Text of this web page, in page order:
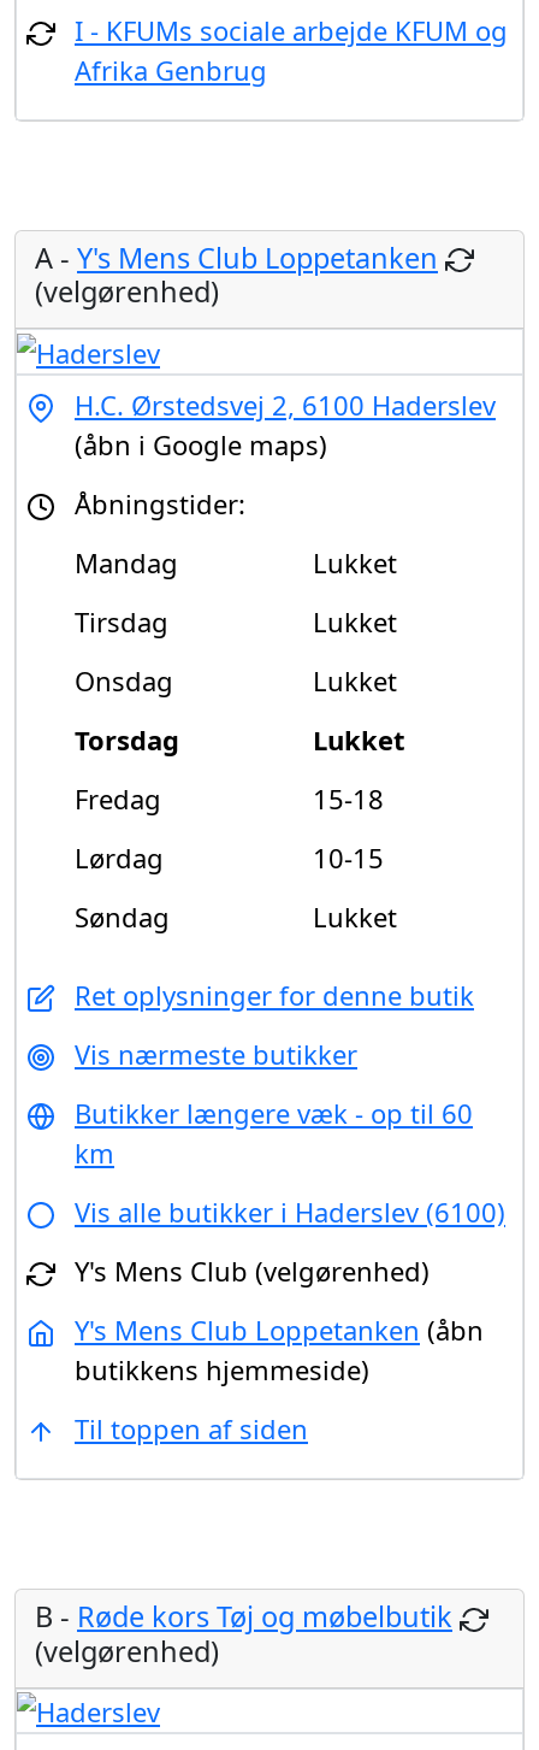
I - KFUMs sociale arbejde KFUM og
Afrika Genbrug
A - Y's Mens Club Loppetanken
(velgørenhed)
H.C. Ørstedsvej 2, 6100 Haderslev
(åbn i Google maps)
Åbningstider:
Mandag
Lukket
Tirsdag
Lukket
Onsdag
Lukket
Torsdag
Lukket
Fredag
15-18
Lørdag
10-15
Søndag
Lukket
Ret oplysninger for denne butik
Vis nærmeste butikker
Butikker længere væk - op til 60
km
Vis alle butikker i Haderslev (6100)
Y's Mens Club (velgørenhed)
Y's Mens Club Loppetanken (åbn
butikkens hjemmeside)
Til toppen af siden
B - Røde kors Tøj og møbelbutik
(velgørenhed)